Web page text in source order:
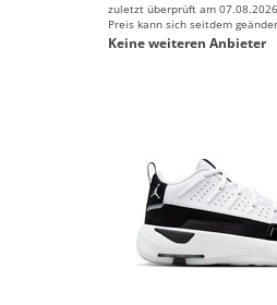
zuletzt überprüft am
Preis kann sich seitdem
Keine weiteren Anbieter